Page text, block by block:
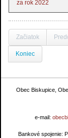
za rok 2022
Začiatok
Koniec
Obec Biskupice,
e-mail:
Bankové spojenie: